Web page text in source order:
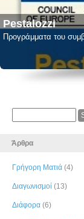
Pestalozzi
Προγράμματα του
Άρθρα
Γρήγορη Ματιά (4)
Διαγωνισμοί (13)
Διάφορα (6)